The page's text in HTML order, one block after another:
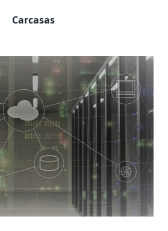
Carcasas